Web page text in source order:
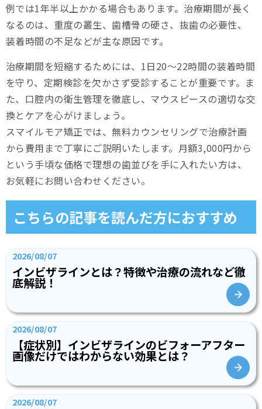
例では1年半以上かかる場合もあります。治療期間が長く
なるのは、重度の叢生、歯槽骨の硬さ、抜歯の必要性、
装着時間の不足などが主な原因です。
治療期間を短縮するためには、1日20～22時間の装着時間
を守り、定期検診を欠かさず受診することが重要です。ま
た、口腔内の衛生管理を徹底し、マウスピースの適切な交
換とケアを心がけましょう。
スマイルモア矯正では、無料カウンセリングで治療計画
から費用まで丁寧にご説明いたします。月額3,000円から
という手頃な価格で理想の歯並びを手に入れたい方は、
お気軽にお問い合わせください。
こちらの記事を読んだ方におすすめ
2026/08/07
インビザラインとは？特徴や治療の流れなど徹
底解説！
2026/08/07
【症状別】インビザラインのビフォーアフター
画像だけではわからない効果とは？
2026/08/07